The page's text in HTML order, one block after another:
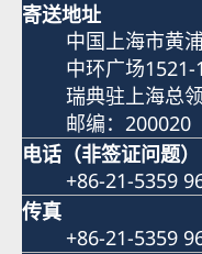
寄送地址
中国上海市黄
中环广场1521-
瑞典驻上海总
邮编：200020
电话（非签证问题）
+86-21-5359
传真
+86-21-5359